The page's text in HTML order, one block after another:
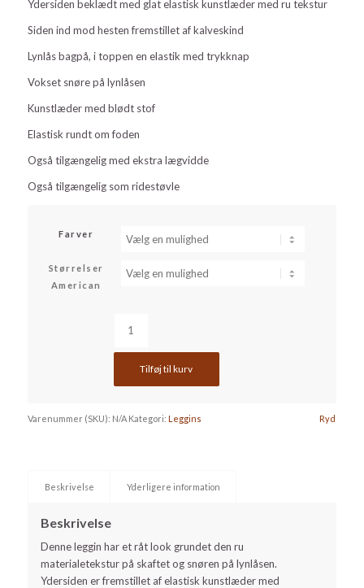
Ydersiden beklædt med glat elastisk kunstlæder med ru tekstur
Siden ind mod hesten fremstillet af kalveskind
Lynlås bagpå, i toppen en elastik med trykknap
Vokset snøre på lynlåsen
Kunstlæder med blødt stof
Elastisk rundt om foden
Også tilgængelig med ekstra lægvidde
Også tilgængelig som ridestøvle
Farver
Størrelser
American
Ryd
Tilføj til kurv
Varenummer (SKU): N/A Kategori: Leggins
Beskrivelse Yderligere information
Beskrivelse
Denne leggin har et råt look grundet den ru
materialetekstur på skaftet og snøren på lynlåsen.
Ydersiden er fremstillet af elastisk kunstlæder med